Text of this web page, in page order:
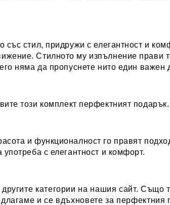
със стил, придружи с елегантност и
Стилното му изпълнение прави
няма да пропуснете нито един важен
този комплект перфектният подарък.
и функционалност го правят
с елегантност и комфорт.
категории на нашия сайт. Също
и се вдъхновете за перфектния